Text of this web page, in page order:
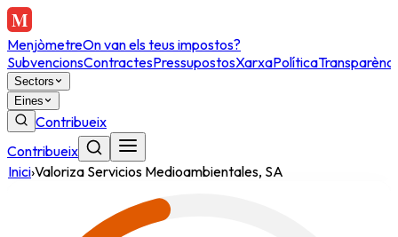
MenjòmetreOn van els teus impostos?
SubvencionsContractesPressupostosXarxaPolítica
Sectors
Eines
Contribueix
Contribueix
Inici›Valoriza Servicios Medioambientales, SA